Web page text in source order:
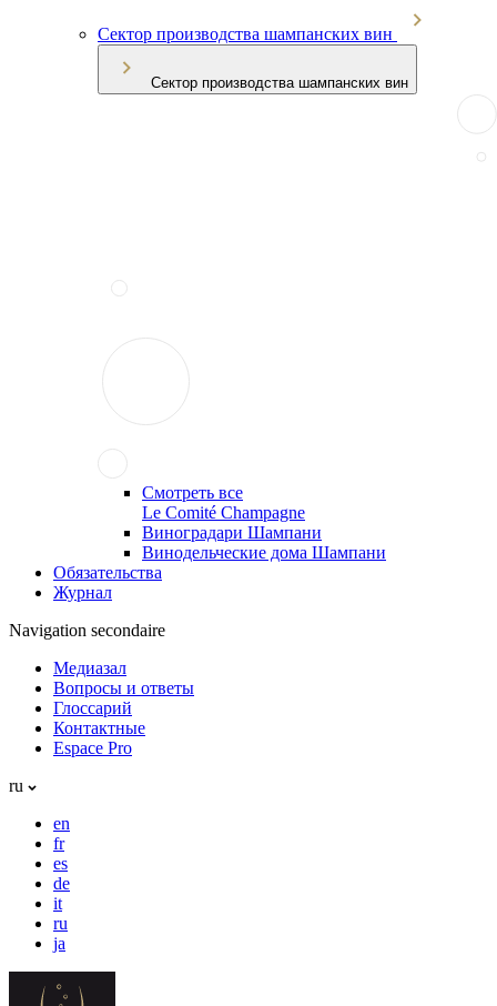
Сектор производства шампанских вин
Сектор производства шампанских вин
Смотреть все
Le Comité Champagne
Виноградари Шампани
Винодельческие дома Шампани
Обязательства
Журнал
Navigation secondaire
Медиазал
Вопросы и ответы
Глоссарий
Контактные
Espace Pro
ru
en
fr
es
de
it
ru
ja